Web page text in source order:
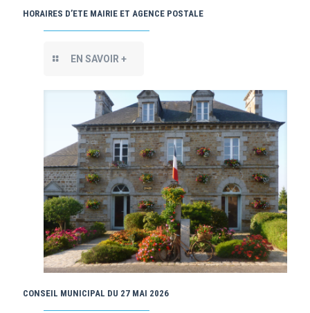
HORAIRES D’ETE MAIRIE ET AGENCE POSTALE
EN SAVOIR +
CONSEIL MUNICIPAL DU 27 MAI 2026